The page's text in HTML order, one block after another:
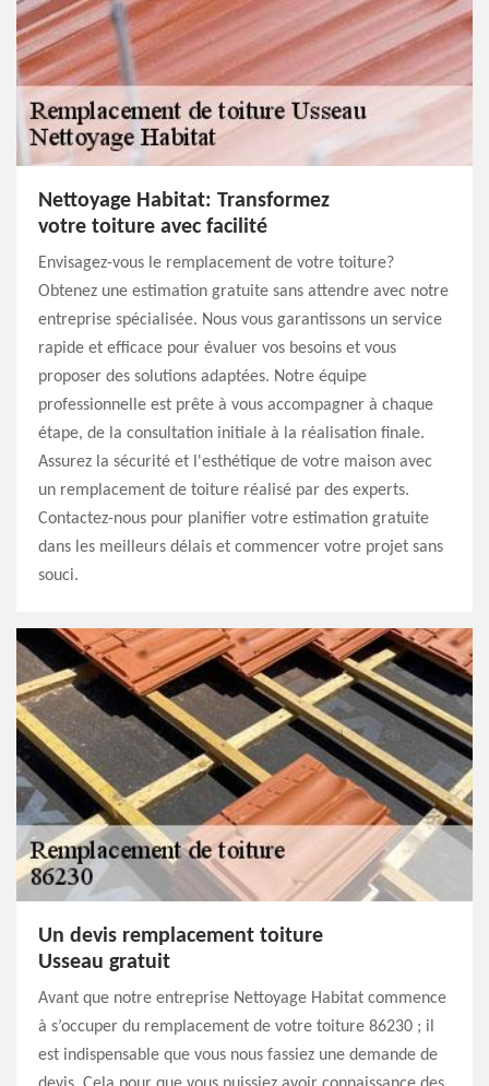
Nettoyage Habitat: Transformez
votre toiture avec facilité
Envisagez-vous le remplacement de votre toiture?
Obtenez une estimation gratuite sans attendre avec notre
entreprise spécialisée. Nous vous garantissons un service
rapide et efficace pour évaluer vos besoins et vous
proposer des solutions adaptées. Notre équipe
professionnelle est prête à vous accompagner à chaque
étape, de la consultation initiale à la réalisation finale.
Assurez la sécurité et l'esthétique de votre maison avec
un remplacement de toiture réalisé par des experts.
Contactez-nous pour planifier votre estimation gratuite
dans les meilleurs délais et commencer votre projet sans
souci.
Un devis remplacement toiture
Usseau gratuit
Avant que notre entreprise Nettoyage Habitat commence
à s’occuper du remplacement de votre toiture 86230 ; il
est indispensable que vous nous fassiez une demande de